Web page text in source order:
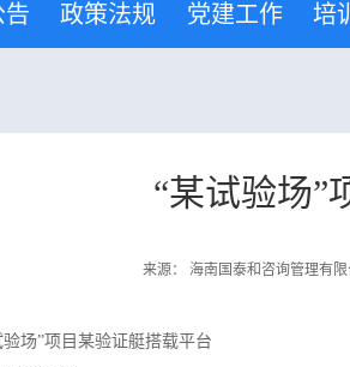
告 政策法规 党建工作 培
“某试验场”
来源： 海南国泰和咨询管理
场”项目某验证艇搭载平台